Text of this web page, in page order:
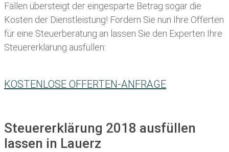
Fällen übersteigt der eingesparte Betrag sogar die
Kosten der Dienstleistung! Fordern Sie nun Ihre Offerten
für eine Steuerberatung an lassen Sie den Experten Ihre
Steuererklärung ausfüllen:
KOSTENLOSE OFFERTEN-ANFRAGE
Steuererklärung 2018 ausfüllen
lassen in Lauerz